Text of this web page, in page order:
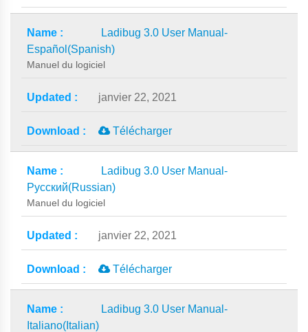
Ladibug 3.0 User Manual-
Español(Spanish)
Manuel du logiciel
janvier 22, 2021
Télécharger
Ladibug 3.0 User Manual-
Русский(Russian)
Manuel du logiciel
janvier 22, 2021
Télécharger
Ladibug 3.0 User Manual-
Italiano(Italian)